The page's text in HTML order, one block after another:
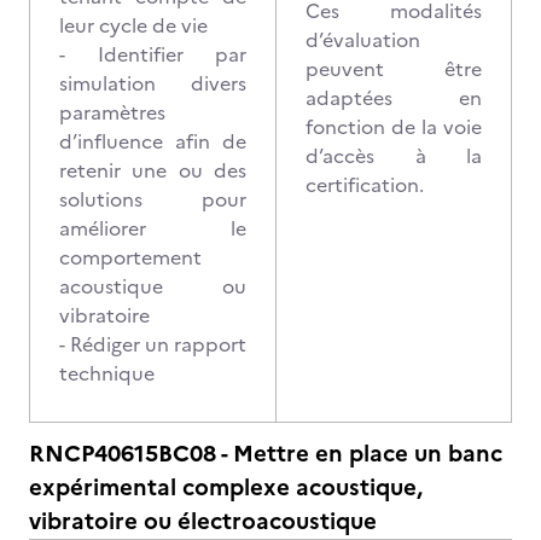
leur cycle de vie
- Identifier par
simulation divers
paramètres
d’influence afin de
retenir une ou des
solutions pour
améliorer le
comportement
acoustique ou
vibratoire
- Rédiger un rapport
technique
Ces modalités
d’évaluation
peuvent être
adaptées en
fonction de la voie
d’accès à la
certification.
RNCP40615BC08 - Mettre en place un banc
expérimental complexe acoustique,
vibratoire ou électroacoustique